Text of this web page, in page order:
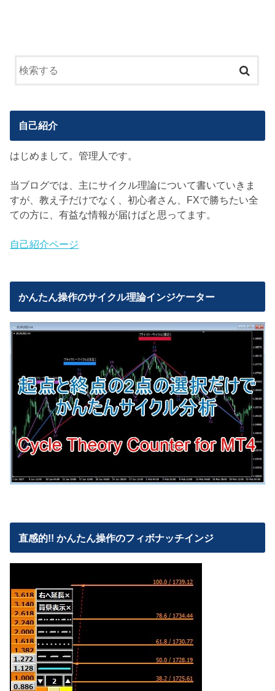
自己紹介
はじめまして。管理人です。
当ブログでは、主にサイクル理論について書いていきま
すが、教え子だけでなく、初心者さん、FXで勝ちたい全
ての方に、有益な情報が届けばと思ってます。
自己紹介ページ
かんたん操作のサイクル理論インジケーター
直感的!! かんたん操作のフィボナッチインジ